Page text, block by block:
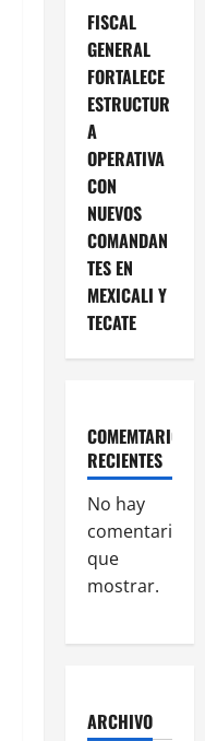
FISCAL
GENERAL
FORTALECE
ESTRUCTUR
A
OPERATIVA
CON
NUEVOS
COMANDAN
TES EN
MEXICALI Y
TECATE
COMEMTARIOS
RECIENTES
No hay
comentarios
que
mostrar.
ARCHIVO